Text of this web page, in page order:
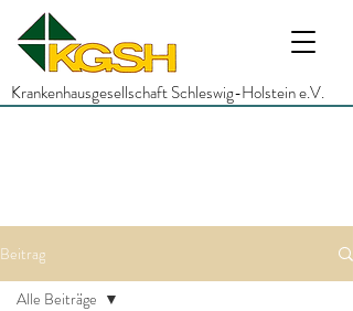
Krankenhausgesellschaft Schleswig-Holstein e.V.
Beitrag
Alle Beiträge